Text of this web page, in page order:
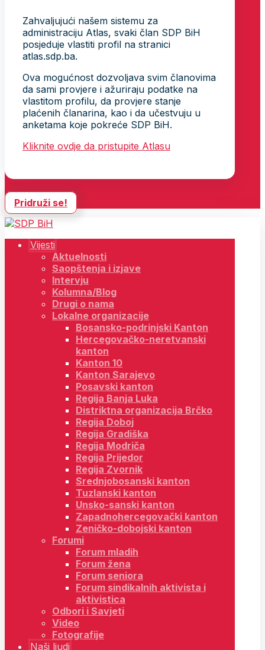
Zahvaljujući našem sistemu za
administraciju Atlas, svaki član SDP BiH
posjeduje vlastiti profil na stranici
atlas.sdp.ba.
Ova mogućnost dozvoljava svim članovima
da sami provjere i ažuriraju podatke na
vlastitom profilu, da provjere stanje
plaćenih članarina, kao i da učestvuju u
anketama koje pokreće SDP BiH.
Kliknite ovdje da pristupite Atlasu
Pridruži se!
Vijesti
Aktuelnosti
Saopštenja i izjave
Intervju
Kolumna/Blog
Drugi o nama
Lokalne organizacije
Bosansko-podrinjski Kanton
Hercegovačko-neretvanski
kanton
Kanton 10
Kanton Sarajevo
Posavski kanton
Regija Banja Luka
Distriktna organizacija Brčko
Regija Doboj
Regija Gradiška
Regija Modriča
Regija Prijedor
Regija Zvornik
Srednjobosanski kanton
Tuzlanski kanton
Unsko-sanski kanton
Zapadnohercegovački kanton
Zeničko-dobojski kanton
Forumi
Forum mladih
Forum žena
Forum seniora
Forum sindikalnih aktivista i
aktivistica
Odbori i Savjeti
Video
Fotografije
Naši ljudi